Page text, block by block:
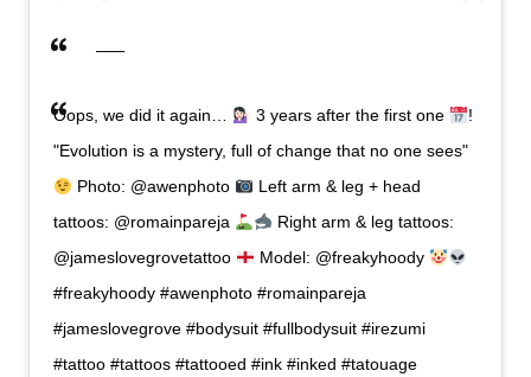
Oops, we did it again… 3 years after the first one
!
"Evolution is a mystery, full of change that no one sees"
Photo: @awenphoto
Left arm & leg + head
tattoos: @romainpareja
Right arm & leg tattoos:
@jameslovegrovetattoo
Model: @freakyhoody
#freakyhoody #awenphoto #romainpareja
#jameslovegrove #bodysuit #fullbodysuit #irezumi
#tattoo #tattoos #tattooed #ink #inked #tatouage